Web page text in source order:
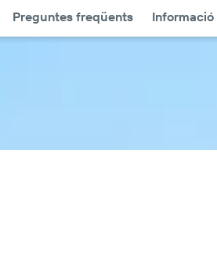
Preguntes freqüents